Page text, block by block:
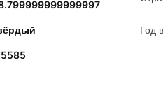
Год